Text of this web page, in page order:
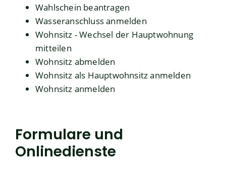
Wahlschein beantragen
Wasseranschluss anmelden
Wohnsitz - Wechsel der Hauptwohnung
mitteilen
Wohnsitz abmelden
Wohnsitz als Hauptwohnsitz anmelden
Wohnsitz anmelden
Formulare und
Onlinedienste